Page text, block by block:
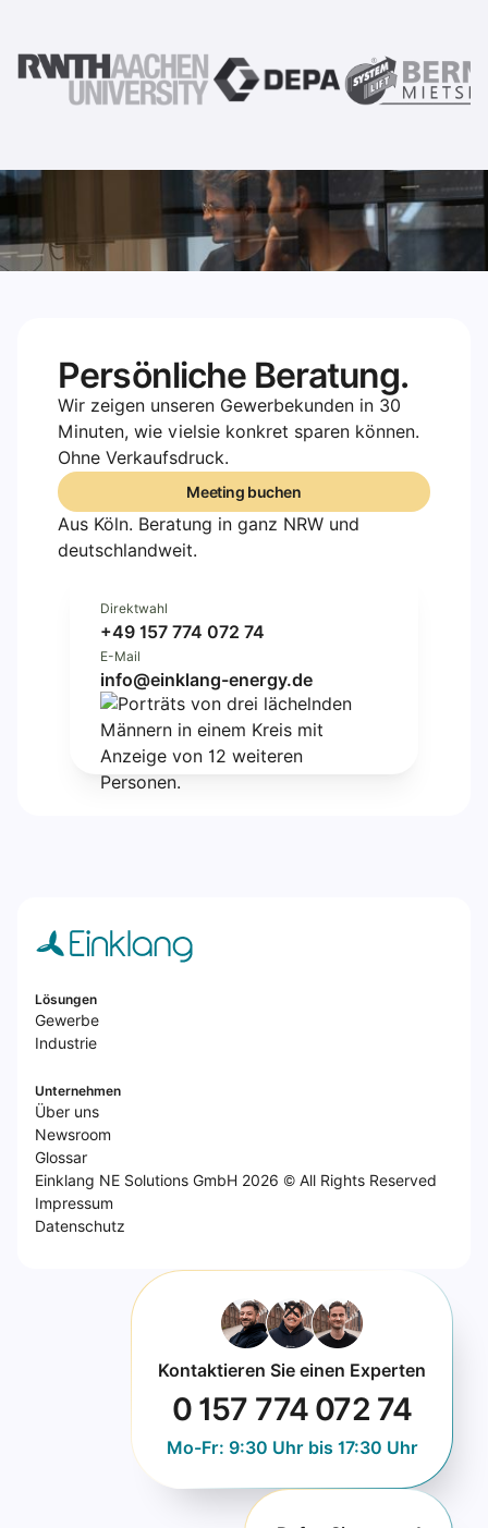
Persönliche Beratung.
Wir zeigen unseren Gewerbekunden in 30
Minuten, wie vielsie konkret sparen können.
Ohne Verkaufsdruck.
Meeting buchen
Meeting buchen
Aus Köln. Beratung in ganz NRW und
deutschlandweit.
Direktwahl
+49 157 774 072 74
E-Mail
info@einklang-energy.de
Lösungen
Gewerbe
Industrie
Unternehmen
Über uns
Newsroom
Glossar
Einklang NE Solutions GmbH 2026 © All Rights Reserved
Impressum
Datenschutz
Kontaktieren Sie einen Experten
0 157 774 072 74
Mo-Fr: 9:30 Uhr bis 17:30 Uhr